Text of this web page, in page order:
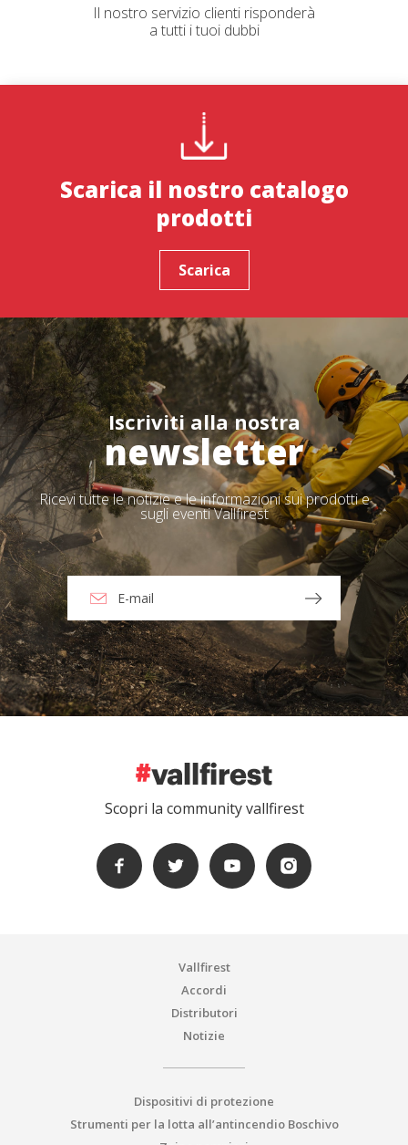
Il nostro servizio clienti risponderà
a tutti i tuoi dubbi
Scarica il nostro catalogo
prodotti
Scarica
Iscriviti alla nostra
newsletter
Ricevi tutte le notizie e le informazioni sui prodotti e
sugli eventi Vallfirest
Scopri la community vallfirest
Vallfirest
Accordi
Distributori
Notizie
Dispositivi di protezione
Strumenti per la lotta all’antincendio Boschivo